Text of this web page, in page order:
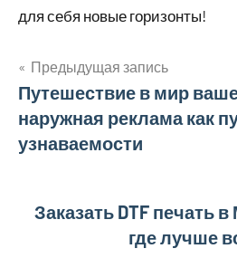
для себя новые горизонты!
Навигация
по
Предыдущая запись
Путешествие в мир
наружная реклама как
узнаваемости
Заказать DTF печать
где лучше